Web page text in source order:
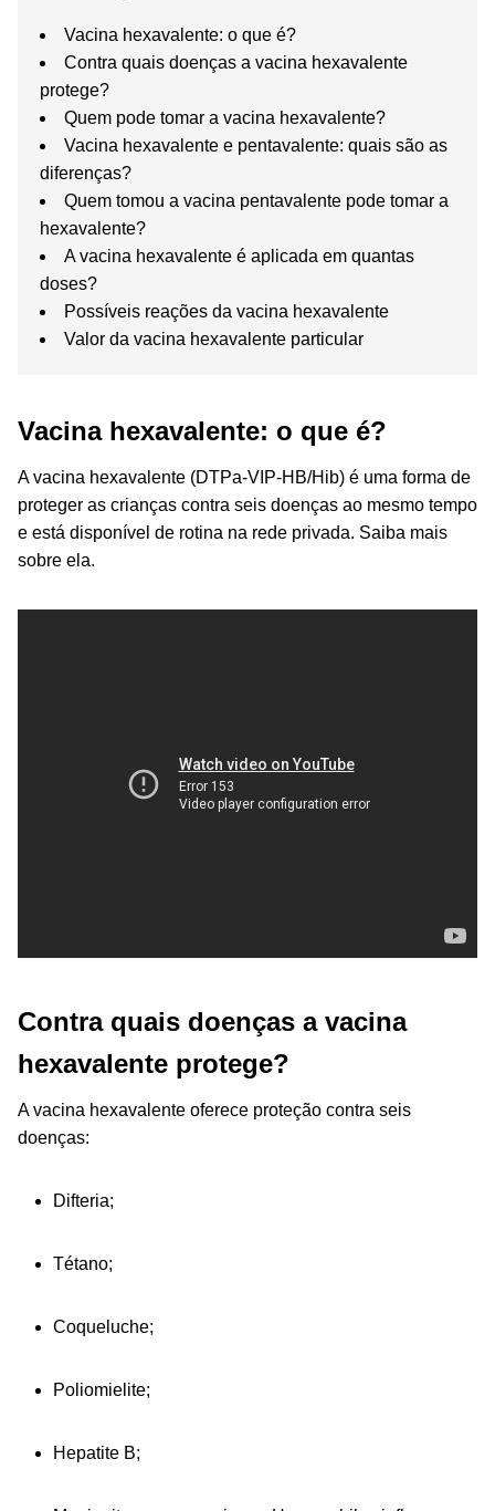
Vacina hexavalente: o que é?
Contra quais doenças a vacina hexavalente
protege?
Quem pode tomar a vacina hexavalente?
Vacina hexavalente e pentavalente: quais são as
diferenças?
Quem tomou a vacina pentavalente pode tomar a
hexavalente?
A vacina hexavalente é aplicada em quantas
doses?
Possíveis reações da vacina hexavalente
Valor da vacina hexavalente particular
Vacina hexavalente: o que é?
A vacina hexavalente (DTPa-VIP-HB/Hib) é uma forma de
proteger as crianças contra seis doenças ao mesmo tempo
e está disponível de rotina na rede privada. Saiba mais
sobre ela.
Contra quais doenças a vacina
hexavalente protege?
A vacina hexavalente oferece proteção contra seis
doenças:
Difteria;
Tétano;
Coqueluche;
Poliomielite;
Hepatite B;